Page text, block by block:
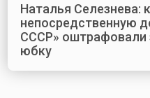
Наталья Селезнева:
непосредственную
СССР» оштрафовали
юбку